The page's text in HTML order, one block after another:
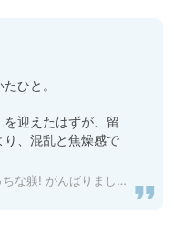
ひと。
迎えたはずが、留
、混乱と焦燥感で
[warm bath] 予告作品 | DLsite がるまに